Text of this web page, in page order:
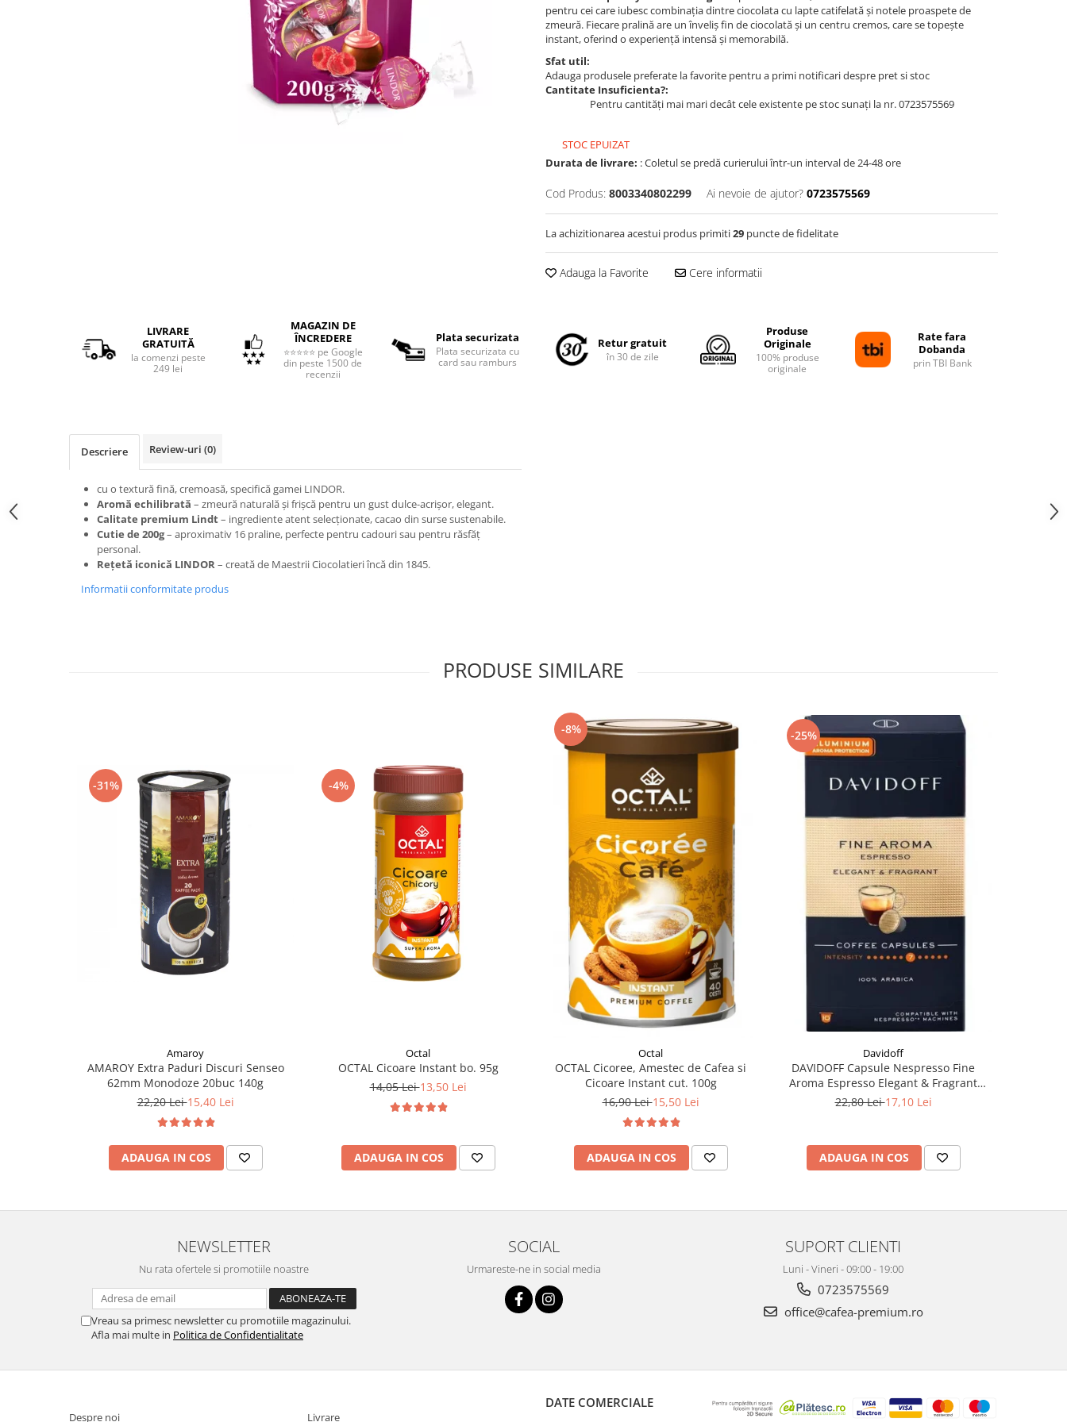
pentru cei care iubesc combinația dintre ciocolata cu lapte catifelată și notele proaspete de
zmeură. Fiecare pralină are un înveliș fin de ciocolată și un centru cremos, care se topește
instant, oferind o experiență intensă și memorabilă.
Sfat util:
Adauga produsele preferate la favorite pentru a primi notificari despre pret si stoc
Cantitate Insuficienta?:
Pentru cantități mai mari decât cele existente pe stoc sunați la nr. 0723575569
STOC EPUIZAT
Durata de livrare: : Coletul se predă curierului într-un interval de 24-48 ore
Cod Produs: 8003340802299 Ai nevoie de ajutor? 0723575569
La achizitionarea acestui produs primiti29 puncte de fidelitate
Adauga la Favorite Cere informatii
LIVRARE
GRATUITĂ
la comenzi peste
249 lei
MAGAZIN DE
ÎNCREDERE
⭐⭐⭐⭐⭐ pe Google
din peste 1500 de
recenzii
Plata securizata
Plata securizata cu
card sau ramburs
Retur gratuit
în 30 de zile
Produse
Originale
100% produse
originale
Rate fara
Dobanda
prin TBI Bank
Descriere Review-uri (0)
cu o textură fină, cremoasă, specifică gamei LINDOR.
Aromă echilibrată – zmeură naturală și frișcă pentru un gust dulce-acrișor, elegant.
Calitate premium Lindt– ingrediente atent selecționate, cacao din surse sustenabile.
Cutie de 200g– aproximativ 16 praline, perfecte pentru cadouri sau pentru răsfăț
personal.
Rețetă iconică LINDOR– creată de Maestrii Ciocolatieri încă din 1845.
Informatii conformitate produs
PRODUSE SIMILARE
-31%
Amaroy
AMAROY Extra Paduri Discuri Senseo
62mm Monodoze 20buc 140g
22,20 Lei15,40 Lei
ADAUGA IN COS
-4%
Octal
OCTAL Cicoare Instant bo. 95g
14,05 Lei13,50 Lei
ADAUGA IN COS
-8%
Octal
OCTAL Cicoree, Amestec de Cafea si
Cicoare Instant cut. 100g
16,90 Lei15,50 Lei
ADAUGA IN COS
-25%
Davidoff
DAVIDOFF Capsule Nespresso Fine
Aroma Espresso Elegant & Fragrant
10x5.5g
22,80 Lei17,10 Lei
ADAUGA IN COS
NEWSLETTER
Nu rata ofertele si promotiile noastre
Vreau sa primesc newsletter cu promotiile magazinului.
Afla mai multe in Politica de Confidentialitate
SOCIAL
Urmareste-ne in social media
SUPORT CLIENTI
Luni - Vineri - 09:00 - 19:00
0723575569
office@cafea-premium.ro
Despre noi Livrare
DATE COMERCIALE